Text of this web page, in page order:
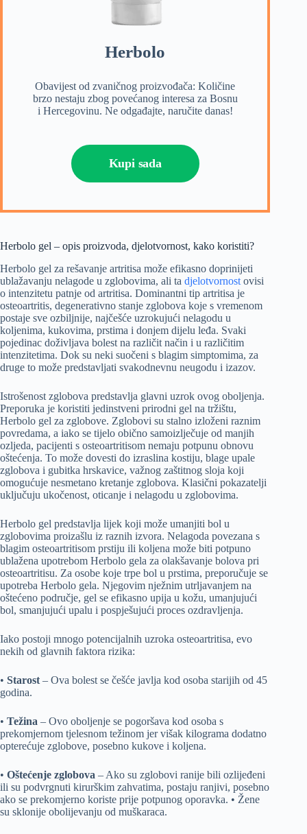
Herbolo
Obavijest od zvaničnog proizvođača: Količine
brzo nestaju zbog povećanog interesa za Bosnu
i Hercegovinu. Ne odgađajte, naručite danas!
Kupi sada
Herbolo gel – opis proizvoda, djelotvornost, kako koristiti?
Herbolo gel za rešavanje artritisa može efikasno doprinijeti
ublažavanju nelagode u zglobovima, ali ta djelotvornost ovisi
o intenzitetu patnje od artritisa. Dominantni tip artritisa je
osteoartritis, degenerativno stanje zglobova koje s vremenom
postaje sve ozbiljnije, najčešće uzrokujući nelagodu u
koljenima, kukovima, prstima i donjem dijelu leđa. Svaki
pojedinac doživljava bolest na različit način i u različitim
intenzitetima. Dok su neki suočeni s blagim simptomima, za
druge to može predstavljati svakodnevnu neugodu i izazov.
Istrošenost zglobova predstavlja glavni uzrok ovog oboljenja.
Preporuka je koristiti jedinstveni prirodni gel na tržištu,
Herbolo gel za zglobove. Zglobovi su stalno izloženi raznim
povredama, a iako se tijelo obično samoizlječuje od manjih
ozljeda, pacijenti s osteoartritisom nemaju potpunu obnovu
oštećenja. To može dovesti do izraslina kostiju, blage upale
zglobova i gubitka hrskavice, važnog zaštitnog sloja koji
omogućuje nesmetano kretanje zglobova. Klasični pokazatelji
uključuju ukočenost, oticanje i nelagodu u zglobovima.
Herbolo gel predstavlja lijek koji može umanjiti bol u
zglobovima proizašlu iz raznih izvora. Nelagoda povezana s
blagim osteoartritisom prstiju ili koljena može biti potpuno
ublažena upotrebom Herbolo gela za olakšavanje bolova pri
osteoartritisu. Za osobe koje trpe bol u prstima, preporučuje se
upotreba Herbolo gela. Njegovim nježnim utrljavanjem na
oštećeno područje, gel se efikasno upija u kožu, umanjujući
bol, smanjujući upalu i pospješujući proces ozdravljenja.
Iako postoji mnogo potencijalnih uzroka osteoartritisa, evo
nekih od glavnih faktora rizika:
• Starost – Ova bolest se češće javlja kod osoba starijih od 45
godina.
• Težina – Ovo oboljenje se pogoršava kod osoba s
prekomjernom tjelesnom težinom jer višak kilograma dodatno
opterećuje zglobove, posebno kukove i koljena.
• Oštećenje zglobova – Ako su zglobovi ranije bili ozlijeđeni
ili su podvrgnuti kirurškim zahvatima, postaju ranjivi, posebno
ako se prekomjerno koriste prije potpunog oporavka. • Žene
su sklonije obolijevanju od muškaraca.